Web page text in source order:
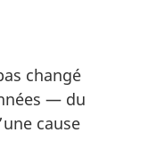
changé
— du
cause